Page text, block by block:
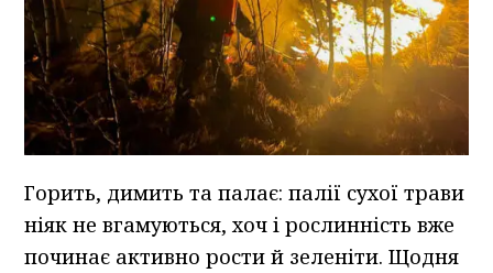
Горить, димить та палає: палії сухої трави
ніяк не вгамуються, хоч і рослинність вже
починає активно рости й зеленіти. Щодня